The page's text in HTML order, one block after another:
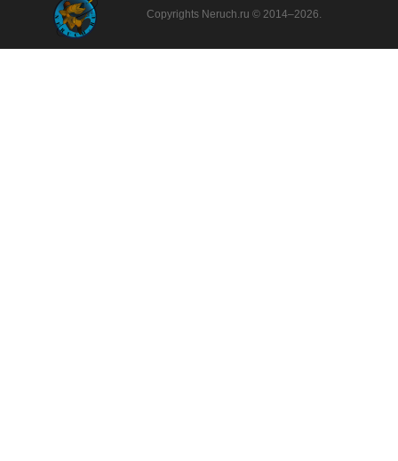
Copyrights Neruch.ru © 2014–2026.